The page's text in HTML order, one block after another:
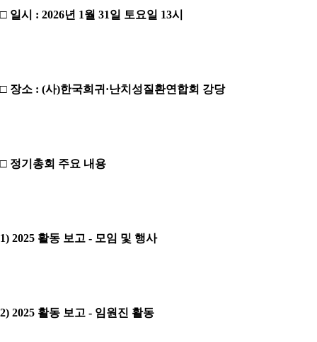
□ 일시 : 2026년 1월 31일 토요일 13시
□ 장소 : (사)한국희귀·난치성질환연합회 강당
□ 정기총회 주요 내용
1) 2025 활동 보고 - 모임 및 행사
2) 2025 활동 보고 - 임원진 활동